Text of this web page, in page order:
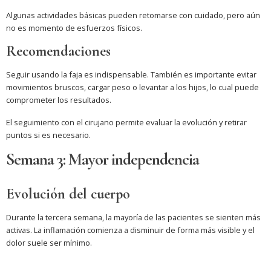
Algunas actividades básicas pueden retomarse con cuidado, pero aún
no es momento de esfuerzos físicos.
Recomendaciones
Seguir usando la faja es indispensable. También es importante evitar
movimientos bruscos, cargar peso o levantar a los hijos, lo cual puede
comprometer los resultados.
El seguimiento con el cirujano permite evaluar la evolución y retirar
puntos si es necesario.
Semana 3: Mayor independencia
Evolución del cuerpo
Durante la tercera semana, la mayoría de las pacientes se sienten más
activas. La inflamación comienza a disminuir de forma más visible y el
dolor suele ser mínimo.